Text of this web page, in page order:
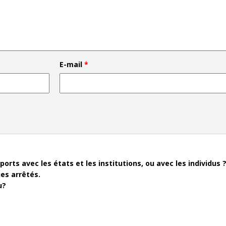
E-mail*
avec les états et les institutions, ou avec les individus ?
arrêtés.